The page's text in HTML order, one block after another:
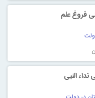
فروغ علم
النبی